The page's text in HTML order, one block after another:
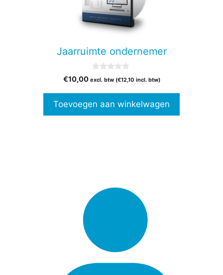
Jaarruimte ondernemer
v
5
€10,00 excl. btw (€12,10 incl. btw)
Toevoegen aan winkelwagen